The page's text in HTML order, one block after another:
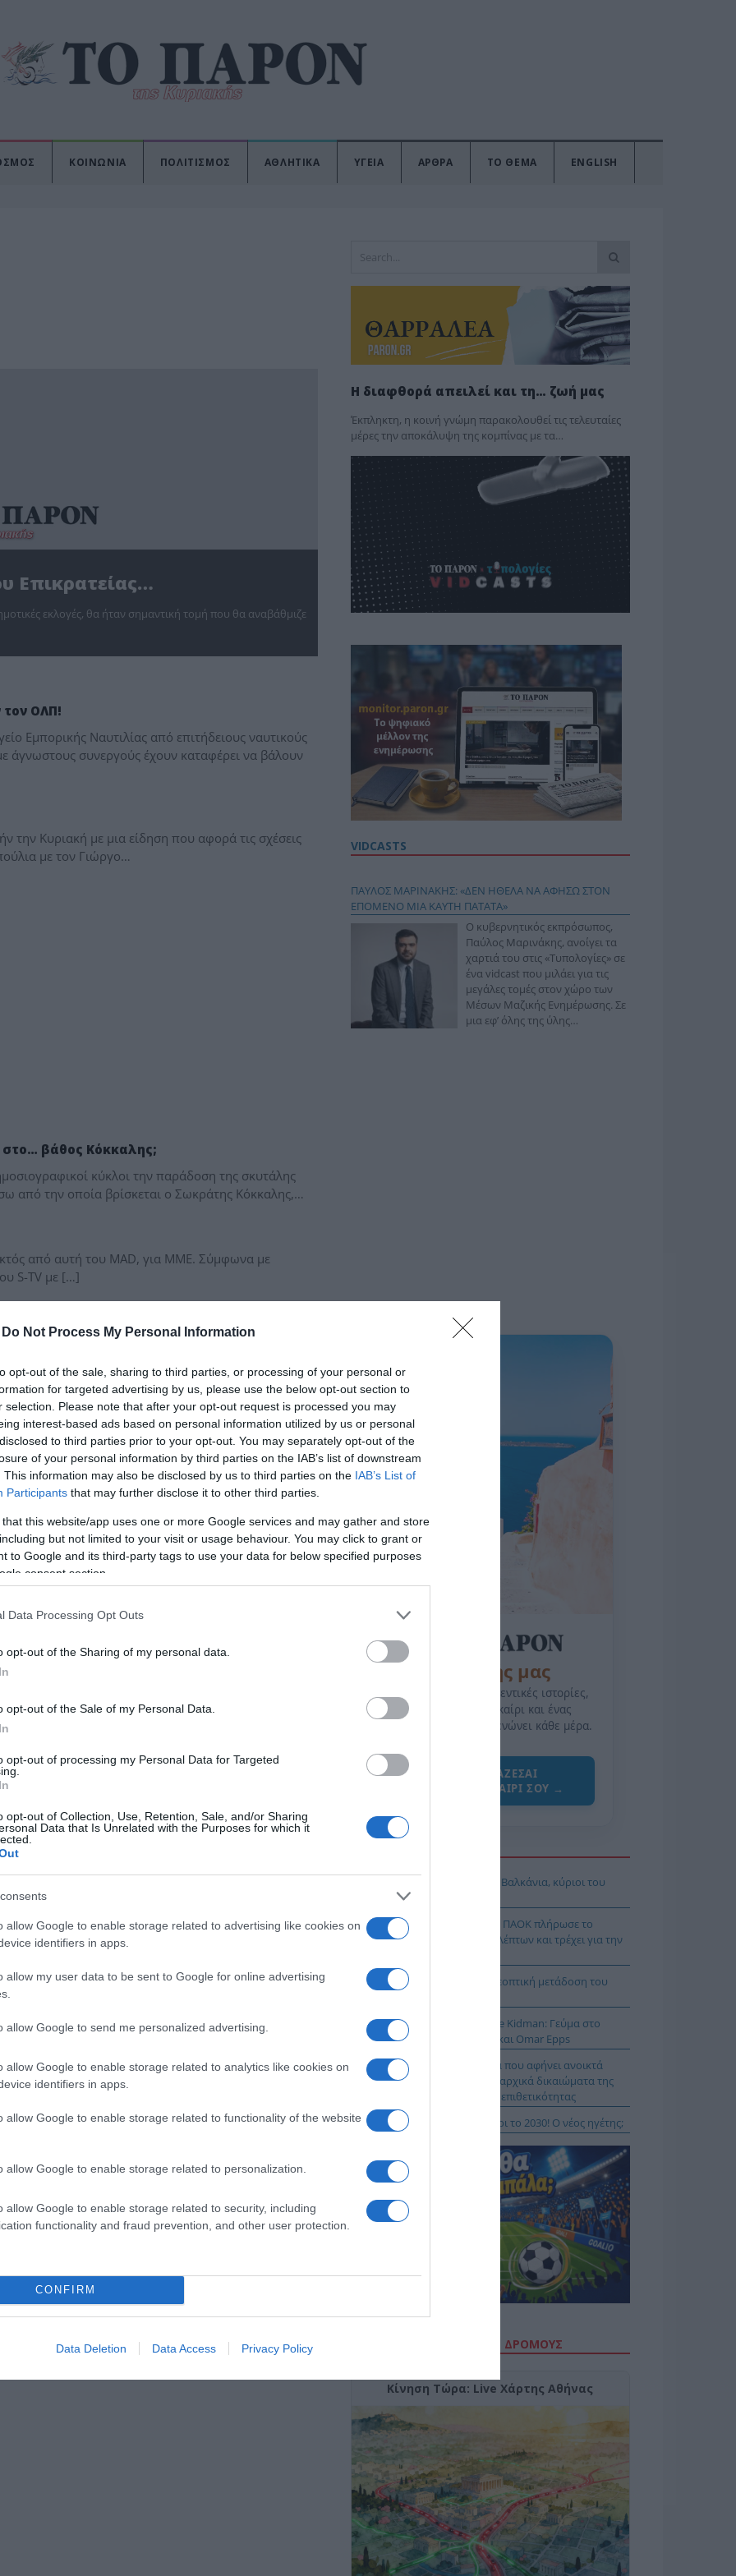
Do Not Process My Personal Information
opt-out of the sale, sharing to third parties, or processing of your personal or
for targeted advertising by us, please use the below opt-out section to
selection. Please note that after your opt-out request is processed you may
interest-based ads based on personal information utilized by us or personal
to third parties prior to your opt-out. You may separately opt-out of the
of your personal information by third parties on the IAB’s list of downstream
This information may also be disclosed by us to third parties on the IAB’s List of
Participants that may further disclose it to other third parties.
that this website/app uses one or more Google services and may gather and store
but not limited to your visit or usage behaviour. You may click to grant or
to Google and its third-party tags to use your data for below specified purposes
consent section.
Data Processing Opt Outs
opt-out of the Sharing of my personal data.
opt-out of the Sale of my Personal Data.
opt-out of processing my Personal Data for Targeted
opt-out of Collection, Use, Retention, Sale, and/or Sharing
Data that Is Unrelated with the Purposes for which it
allow Google to enable storage related to advertising like cookies on
identifiers in apps.
allow my user data to be sent to Google for online advertising
allow Google to send me personalized advertising.
allow Google to enable storage related to analytics like cookies on
identifiers in apps.
allow Google to enable storage related to functionality of the website
allow Google to enable storage related to personalization.
allow Google to enable storage related to security, including
functionality and fraud prevention, and other user protection.
CONFIRM
Data Deletion Data Access Privacy Policy
ΚΟΙΝΩΝΙΑ ΠΟΛΙΤΙΣΜΟΣ ΑΘΛΗΤΙΚΑ ΥΓΕΙΑ ΑΡΘΡΑ ΤΟ ΘΕΜΑ ENGLISH
Επικρατείας…
εκλογές, θα ήταν σημαντική τομή που θα αναβάθμιζε
τον ΟΛΠ!
Εμπορικής Ναυτιλίας από επιτήδειους ναυτικούς
άγνωστους συνεργούς έχουν καταφέρει να βάλουν
την Κυριακή με μια είδηση που αφορά τις σχέσεις
με τον Γιώργο…
βάθος Κόκκαλης;
κύκλοι την παράδοση της σκυτάλης
από την οποία βρίσκεται ο Σωκράτης Κόκκαλης,…
από αυτή του MAD, για ΜΜΕ. Σύμφωνα με
S-TV με […]
ΕΡΤ, που μοίρασε το 2004 πάνω από 70
2005 μάλλον έχει βαλθεί […]
όλοι οι λογαριασμοί του
Νεκτάριος Βαζαίος για να αποδειχθεί η
στενού περιβάλλοντός του,…
συνδικαλιστές της ΟΤΟΕ, τόσο σε εγχώριο, όσο
HOCHTIEF
από τη HOCHTIEF διαιτητών, που δεν
αντικειμενικής κρίσης, δεν ευοδώθηκε.
στο επίκεντρο τις πολιτικής του ΚΚΕ για
χρόνου.
Η διαφθορά απειλεί και τη… ζωή μας
Έκπληκτη, η κοινή γνώμη παρακολουθεί τις τελευταίες
μέρες την αποκάλυψη της κο­μπίνας με τα…
VIDCASTS
ΠΑΥΛΟΣ ΜΑΡΙΝΑΚΗΣ: «ΔΕΝ ΗΘΕΛΑ ΝΑ ΑΦΗΣΩ ΣΤΟΝ
ΕΠΟΜΕΝΟ ΜΙΑ ΚΑΥΤΗ ΠΑΤΑΤΑ»
Ο κυβερνητικός εκπρόσωπος,
Παύλος Μαρινάκης, ανοίγει τα
χαρτιά του στις «Τυπολογίες» σε
ένα vidcast που μιλάει για τις
μεγάλες τομές στον χώρο των
Μέσων Μαζικής Ενημέρωσης. Σε
μια εφ’ όλης της ύλης
της Ζωής μας
Οι άνθρωποι, οι αυθεντικές ιστορίες,
το ελληνικό καλοκαίρι και ένας
πολιτισμός που μας ενώνει κάθε μέρα.
ΌΣΑ ΧΡΕΙΆΖΕΣΑΙ
ΓΙΑ ΤΟ ΚΑΛΟΚΑΊΡΙ ΣΟΥ →
Ορθόδοξοι υπάρχουν και στα Βαλκάνια, κύριοι του
Ψυχρολουσία στην Τούμπα: Ο ΠΑΟΚ πλήρωσε το
«μπλακ άουτ» των 17 δευτερολέπτων και τρέχει για την
ΠΑΟΚ – Άντερλεχτ LIVE: Η τηλεοπτική μετάδοση του
Στη Μύκονο βρίσκεται η Nicole Kidman: Γεύμα στο
Nammos μαζί με Zoe Saldaña και Omar Epps
Ρένα Δούρου: Θολή συμφωνία που αφήνει ανοικτά
ερωτήματα σχετικά με τα κυριαρχικά δικαιώματα της
Ελλάδας έναντι της τουρκικής επιθετικότητας
Ο Μιλάν Βιτάλις στην ΑΕΚ μέχρι το 2030! Ο νέος ηγέτης;
ΔΕΙΤΕ ΤΗΝ ΚΙΝΗΣΗ ΣΤΟΥΣ ΔΡΌΜΟΥΣ
Κίνηση Τώρα: Live Χάρτης Αθήνας